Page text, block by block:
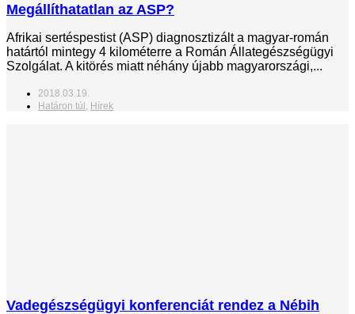
Megállíthatatlan az ASP?
Afrikai sertéspestist (ASP) diagnosztizált a magyar-román
határtól mintegy 4 kilométerre a Román Állategészségügyi
Szolgálat. A kitörés miatt néhány újabb magyarországi,...
2018.03.19.
Határon túl Hírek
Vadegészségügyi konferenciát rendez a Nébih